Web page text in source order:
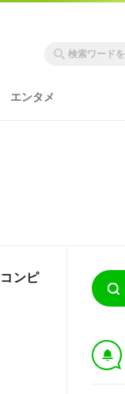
エンタメ
ンピ
†